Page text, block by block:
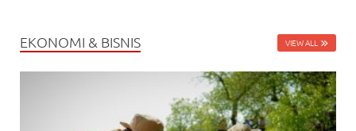
EKONOMI & BISNIS VIEW ALL